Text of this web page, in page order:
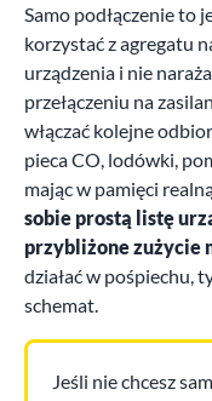
Samo podłączenie to
korzystać z agregatu
urządzenia i nie
przełączeniu na
włączać kolejne
pieca CO, lodówki,
mając w pamięci
sobie prostą listę
przybliżone zużycie
działać w pośpiechu,
schemat.
Jeśli nie chcesz